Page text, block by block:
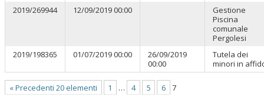
2019/269944
12/09/2019 00:00
Gestione
Piscina
comunale
Pergolesi
2019/198365
01/07/2019 00:00
26/09/2019
00:00
Tutela dei
minori in
« Precedenti 20 elementi 1 … 4 5 6 7